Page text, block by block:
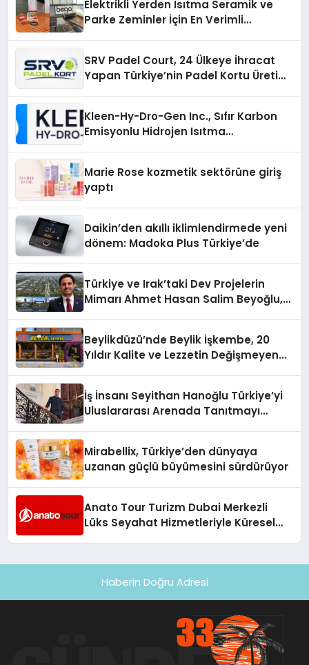
Elektrikli Yerden Isıtma Seramik ve
Parke Zeminler İçin En Verimli
SRV Padel Court, 24 Ülkeye İhracat
Yapan Türkiye’nin Padel Kortu Üretim
Kleen-Hy-Dro-Gen Inc., Sıfır Karbon
Emisyonlu Hidrojen Isıtma
Marie Rose kozmetik sektörüne giriş
yaptı
Daikin’den akıllı iklimlendirmede yeni
dönem: Madoka Plus Türkiye’de
Türkiye ve Irak’taki Dev Projelerin
Mimarı Ahmet Hasan Salim Beyoğlu,
Hayata Geçirecek
Beylikdüzü’nde Beylik İşkembe, 20
Yıldır Kalite ve Lezzetin Değişmeyen
İş İnsanı Seyithan Hanoğlu Türkiye’yi
Uluslararası Arenada Tanıtmayı
Mirabellix, Türkiye’den dünyaya
uzanan güçlü büyümesini sürdürüyor
Anato Tour Turizm Dubai Merkezli
Lüks Seyahat Hizmetleriyle Küresel
Haberin Doğru Adresi